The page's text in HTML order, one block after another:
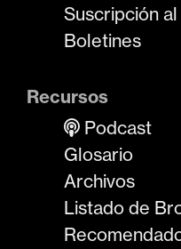
Suscripción
Boletines
Recursos
Podcast
Glosario
Archivos
Listado de